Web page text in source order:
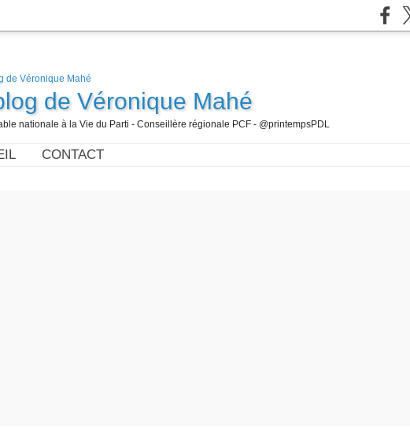
de Véronique Mahé
nationale à la Vie du Parti - Conseillère régionale PCF - @printempsPDL
CONTACT